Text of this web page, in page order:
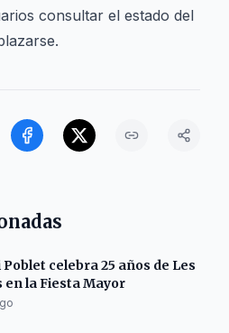
consultar el estado del
celebra 25 años de Les
en la Fiesta Mayor